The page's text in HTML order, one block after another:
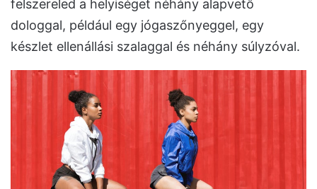
felszereled a helyiséget néhány alapvető
dologgal, például egy jógaszőnyeggel, egy
készlet ellenállási szalaggal és néhány súlyzóval.